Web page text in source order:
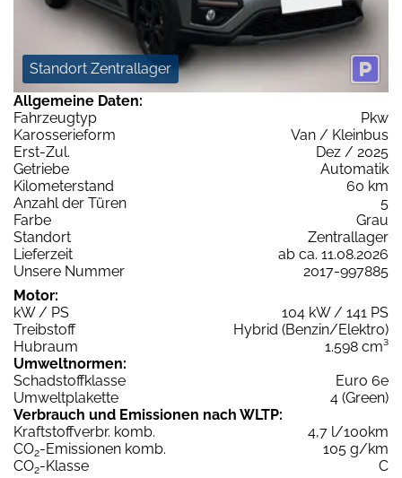
Standort Zentrallager
Allgemeine Daten:
Fahrzeugtyp
Pkw
Karosserieform
Van / Kleinbus
Erst-Zul.
Dez / 2025
Getriebe
Automatik
Kilometerstand
60 km
Anzahl der Türen
5
Farbe
Grau
Standort
Zentrallager
Lieferzeit
ab ca. 11.08.2026
Unsere Nummer
2017-997885
Motor:
kW / PS
104 kW / 141 PS
Treibstoff
Hybrid (Benzin/Elektro)
Hubraum
1.598 cm³
Umweltnormen:
Schadstoffklasse
Euro 6e
Umweltplakette
4 (Green)
Verbrauch und Emissionen nach WLTP:
Kraftstoffverbr. komb.
4,7 l/100km
CO2-Emissionen komb.
105 g/km
CO2-Klasse
C